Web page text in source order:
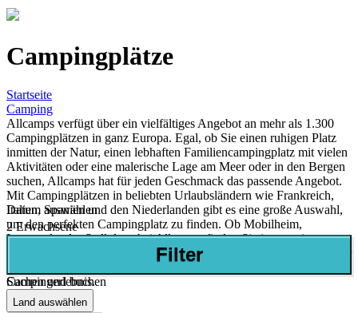
Campingplätze
Startseite
Camping
Allcamps verfügt über ein vielfältiges Angebot an mehr als 1.300
Campingplätzen in ganz Europa. Egal, ob Sie einen ruhigen Platz
inmitten der Natur, einen lebhaften Familiencampingplatz mit vielen
Aktivitäten oder eine malerische Lage am Meer oder in den Bergen
suchen, Allcamps hat für jeden Geschmack das passende Angebot.
Mit Campingplätzen in beliebten Urlaubsländern wie Frankreich,
Italien, Spanien und den Niederlanden gibt es eine große Auswahl,
um den perfekten Campingplatz zu finden. Ob Mobilheim,
Luxuszelt oder Stellplatz, bei Allcamps finden Sie immer einen
Urlaub, der Ihren Vorstellungen entspricht. Kurzum, Allcamps ist Ihr
Campingerlebnis.
Datum auswählen
2 Erwachsene
Filter
Suchen und buchen
Land auswählen